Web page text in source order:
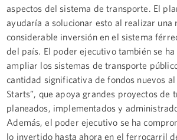
aspectos del sistema de transporte. El
ayudaría a solucionar esto al realizar una
considerable inversión en el sistema
del país. El poder ejecutivo también se
ampliar los sistemas de transporte
cantidad significativa de fondos nuevos
Starts”, que apoya grandes proyectos de
planeados, implementados y
Además, el poder ejecutivo se ha
lo invertido hasta ahora en el ferrocarril